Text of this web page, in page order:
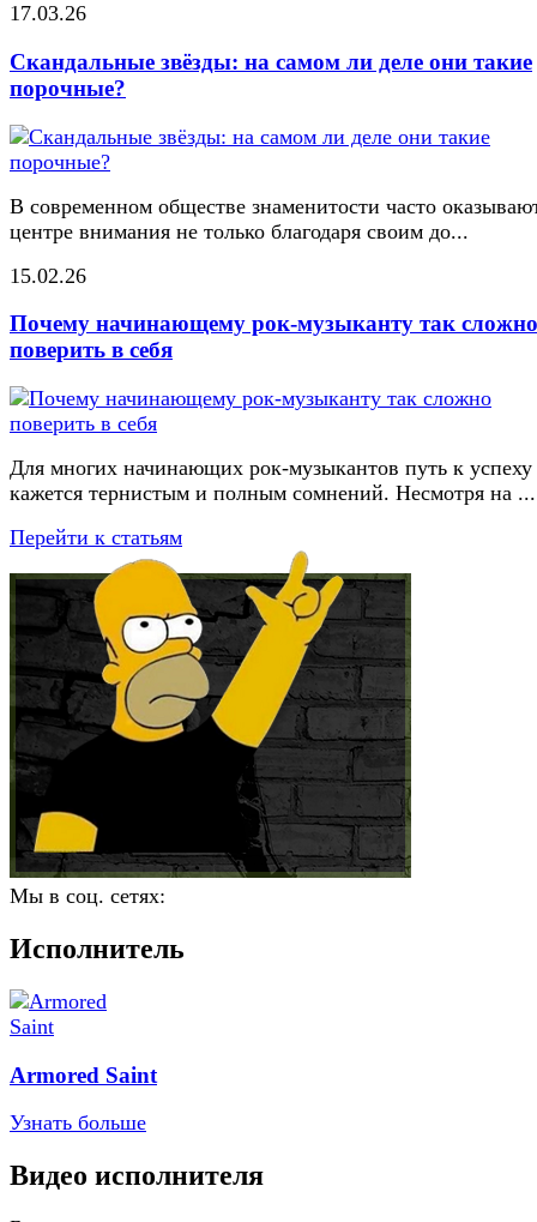
17.03.26
Скандальные звёзды: на самом ли деле они такие
порочные?
В современном обществе знаменитости часто
центре внимания не только благодаря своим до...
15.02.26
Почему начинающему рок-музыканту так сложно
поверить в себя
Для многих начинающих рок-музыкантов путь к успеху
кажется тернистым и полным сомнений. Несмотря на ...
Перейти к статьям
Мы в соц. сетях:
Исполнитель
Armored Saint
Узнать больше
Видео исполнителя